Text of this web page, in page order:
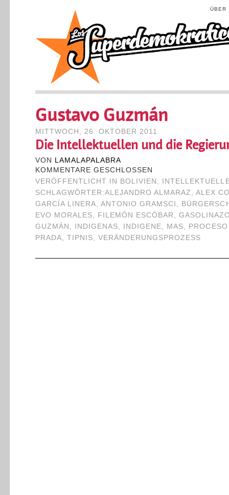
ÜBER
Gustavo Guzmán
MITTWOCH, 26. OKTOBER 2011
Die Intellektuellen und die
VON
LAMALAPALABRA
KOMMENTARE GESCHLOSSEN
VERÖFFENTLICHT IN
BOLIVIEN ,
SCHLAGWÖRTER:ALEJANDRO ALMARAZ ,ALEX
GARCÍA LINERA, ANTONIO GRAMSCI ,
EVO MORALES, FILEMÓN ESCÓBAR ,
GUZMÁN , INDIGENAS, INDIGENE, MAS,
PRADA, TIPNIS, VERÄNDERUNGSPROZESS